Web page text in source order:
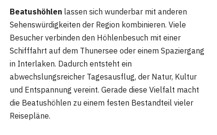
Beatushöhlen lassen sich wunderbar mit anderen
Sehenswürdigkeiten der Region kombinieren. Viele
Besucher verbinden den Höhlenbesuch mit einer
Schifffahrt auf dem Thunersee oder einem Spaziergang
in Interlaken. Dadurch entsteht ein
abwechslungsreicher Tagesausflug, der Natur, Kultur
und Entspannung vereint. Gerade diese Vielfalt macht
die Beatushöhlen zu einem festen Bestandteil vieler
Reisepläne.